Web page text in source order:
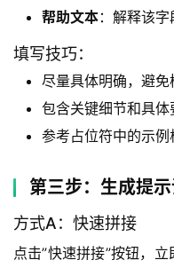
帮助文本：解释该字
填写技巧：
尽量具体明确，避免
包含关键细节和具体
参考占位符中的示例
第三步：生成提示
方式A：快速拼接
点击”快速拼接”按钮，